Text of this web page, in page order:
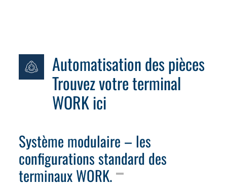
Automatisation des pièces
Trouvez votre terminal
WORK ici
Système modulaire – les
configurations standard des
terminaux WORK.